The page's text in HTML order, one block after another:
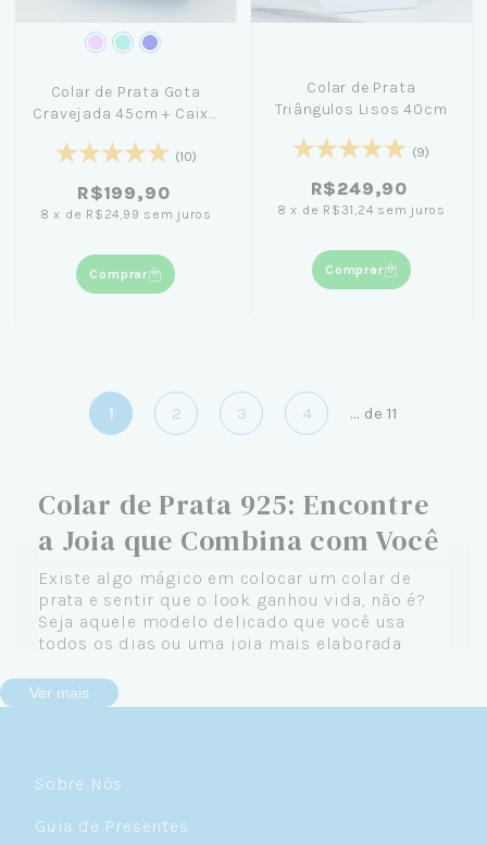
Colar de Prata Gota
Cravejada 45cm + Caixa
(10)
R$199,90
8 x de R$24,99 sem juros
Comprar
Colar de Prata
Triângulos Lisos 40cm
(9)
R$249,90
8 x de R$31,24 sem juros
Comprar
1 2 3 4 ... de 11
Colar de Prata 925: Encontre
a Joia que Combina com Você
Existe algo mágico em colocar um colar de
prata e sentir que o look ganhou vida, não é?
Seja aquele modelo delicado que você usa
todos os dias ou uma joia mais elaborada
prata 925 tem o poder de transformar qualquer
produção — e, de quebra, expressar quem você
conta uma história. A sua. E é por isso que
prata feminino pensados para acompanhar
Ver mais
Sobre Nós
Guia de Presentes